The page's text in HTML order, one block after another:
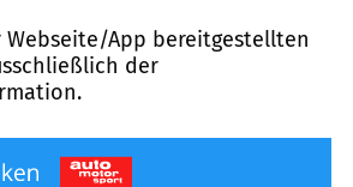
App bereitgestellten
der